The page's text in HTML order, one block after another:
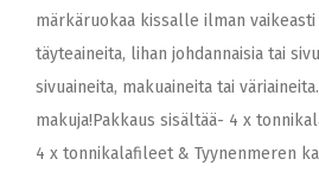
märkäruokaa kissalle ilman vaikeasti
täyteaineita, lihan johdannaisia tai
sivuaineita, makuaineita tai
makuja!Pakkaus sisältää- 4 x
4 x tonnikalafileet & Tyynenmeren